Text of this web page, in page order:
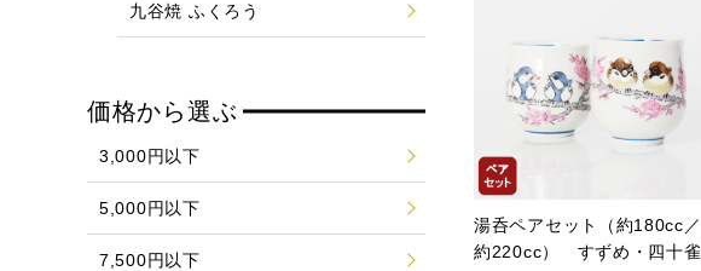
湯呑ペアセット（約180cc／
約220cc） すずめ・四十雀
九谷焼 ふくろう
価格から選ぶ
3,000円以下
5,000円以下
7,500円以下